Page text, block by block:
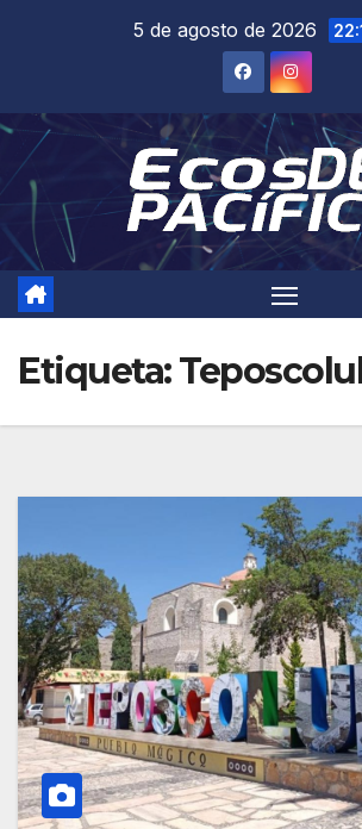
5 de agosto de 2026
Etiqueta: